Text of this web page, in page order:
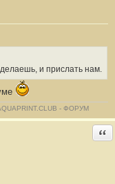
делаешь, и прислать нам.
- ФОРУМ